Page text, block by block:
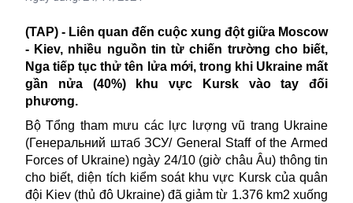
(TAP) - Liên quan đến cuộc xung đột giữa Moscow
- Kiev, nhiều nguồn tin từ chiến trường cho biết,
Nga tiếp tục thử tên lửa mới, trong khi Ukraine mất
gần nửa (40%) khu vực Kurskvào tay đối
phương.
Bộ Tổng tham mưu các lực lượng vũ trang Ukraine
(Генеральний штаб ЗСУ/ General Staff of the Armed
Forces of Ukraine) ngày 24/10 (giờ châu Âu) thông tin
cho biết, diện tích kiểm soát khu vực Kursk của quân
đội Kiev (thủ đô Ukraine) đã giảm từ 1.376 km2 xuống